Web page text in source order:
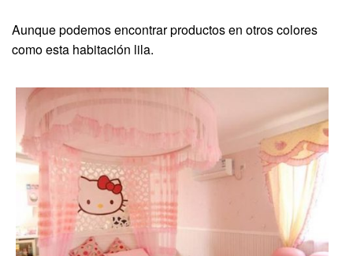
Aunque podemos encontrar productos en otros colores
como esta habitación lila.